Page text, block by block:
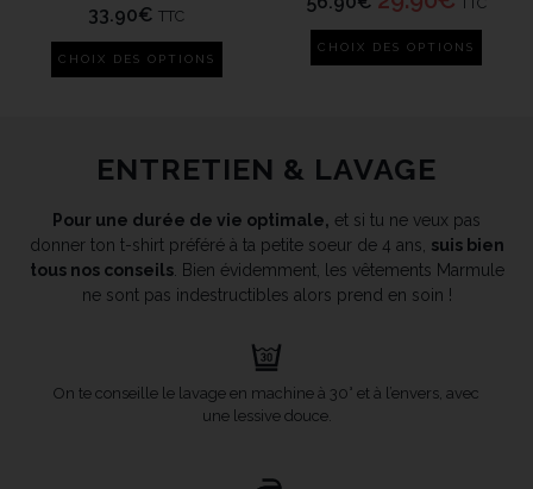
33.90€ TTC
CHOIX DES OPTIONS
CHOIX DES OPTIONS
ENTRETIEN & LAVAGE
Pour une durée de vie optimale, et si tu ne veux pas
donner ton t-shirt préféré à ta petite soeur de 4 ans, suis bien
tous nos conseils. Bien évidemment, les vêtements Marmule
ne sont pas indestructibles alors prend en soin !
On te conseille le lavage en machine à 30° et à l’envers, avec
une lessive douce.